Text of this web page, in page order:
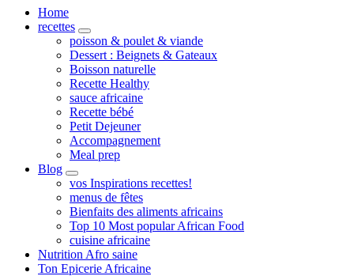
Home
recettes
expand
child
menu
poisson & poulet & viande
Dessert : Beignets & Gateaux
Boisson naturelle
Recette Healthy
sauce africaine
Recette bébé
Petit Dejeuner
Accompagnement
Meal prep
Blog
expand
child
menu
vos Inspirations recettes!
menus de fêtes
Bienfaits des aliments africains
Top 10 Most popular African Food
cuisine africaine
Nutrition Afro saine
Ton Epicerie Africaine